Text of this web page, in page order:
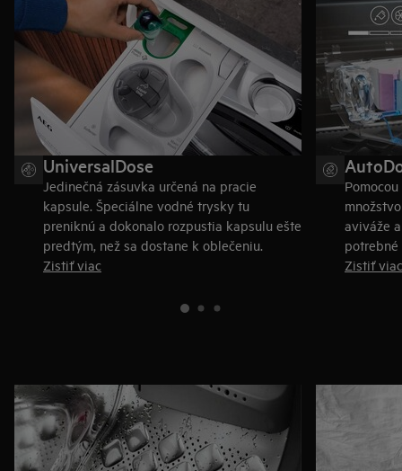
UniversalDose
Jedinečná zásuvka určená na pracie
kapsule. Špeciálne vodné trysky tu
preniknú a dokonalo rozpustia kapsulu ešte
predtým, než sa dostane k oblečeniu.
Zistiť viac
aviváže
potrebné
Zistiť viac